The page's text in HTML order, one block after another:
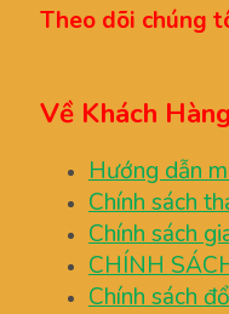
Theo dõi chúng
Về Khách Hàng
Hướng dẫn
Chính sách
Chính sách
CHÍNH
Chính sách